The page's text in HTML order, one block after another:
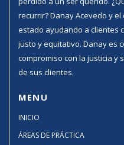
recurrir? Danay Acevedo y
estado ayudando a clientes
justo y equitativo. Danay es
compromiso con la justicia y
de sus clientes.
MENU
INICIO
ÁREAS DE PRÁCTICA